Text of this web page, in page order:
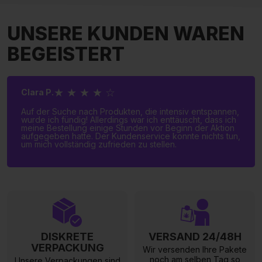
UNSERE KUNDEN WAREN
BEGEISTERT
Clara P. ★ ★ ★ ★ ☆
Auf der Suche nach Produkten, die intensiv entspannen,
wurde ich fündig! Allerdings war ich enttäuscht, dass ich
meine Bestellung einige Stunden vor Beginn der Aktion
aufgegeben hatte. Der Kundenservice konnte nichts tun,
um mich vollständig zufrieden zu stellen.
DISKRETE
VERPACKUNG
VERSAND 24/48H
Wir versenden Ihre Pakete
noch am selben Tag so